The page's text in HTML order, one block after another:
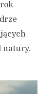
natury.